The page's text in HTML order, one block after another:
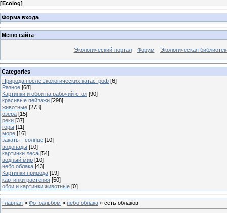
[Ecolog]
Форма входа
Меню сайта
Экологический портал Форум Экологическая
Categories
Природа после экологических катастроф [6]
Разное [68]
Картинки и обои на рабочий стол [90]
красивые пейзажи [298]
животные [273]
озера [15]
реки [37]
горы [11]
море [16]
закаты - солнце [10]
водопады [10]
картинки леса [54]
водный мир [10]
небо облака [43]
Картинки природа [19]
картинки растения [50]
обои и картинки животные [0]
Главная » Фотоальбом » небо облака » сеть облаков